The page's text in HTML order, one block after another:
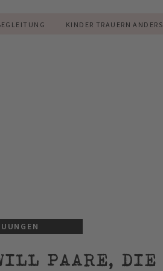
KINDER TRAUERN ANDERS
PAARE, DIE